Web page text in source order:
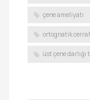
çene ameliyatı
ortognatik
üst çene darlığı